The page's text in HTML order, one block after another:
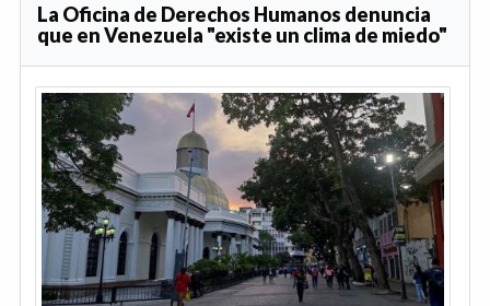
La Oficina de Derechos Humanos denuncia
que en Venezuela "existe un clima de miedo"